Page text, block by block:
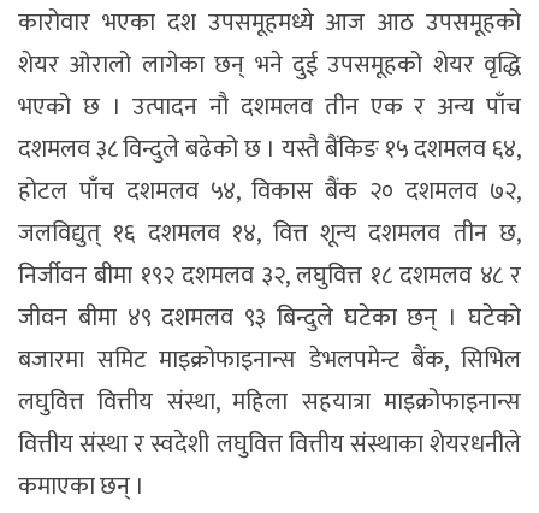
कारोवार भएका दश उपसमूहमध्ये आज आठ उपसमूहको
शेयर ओरालो लागेका छन् भने दुई उपसमूहको शेयर वृद्धि
भएको छ । उत्पादन नौ दशमलव तीन एक र अन्य पाँच
दशमलव ३८ विन्दुले बढेको छ । यस्तै बैंकिङ १५ दशमलव ६४,
होटल पाँच दशमलव ५४, विकास बैंक २० दशमलव ७२,
जलविद्युत् १६ दशमलव १४, वित्त शून्य दशमलव तीन छ,
निर्जीवन बीमा १९२ दशमलव ३२, लघुवित्त १८ दशमलव ४८ र
जीवन बीमा ४९ दशमलव ९३ बिन्दुले घटेका छन् । घटेको
बजारमा समिट माइक्रोफाइनान्स डेभलपमेन्ट बैंक, सिभिल
लघुवित्त वित्तीय संस्था, महिला सहयात्रा माइक्रोफाइनान्स
वित्तीय संस्था र स्वदेशी लघुवित्त वित्तीय संस्थाका शेयरधनीले
कमाएका छन् ।